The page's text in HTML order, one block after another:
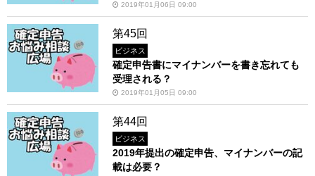
2019年01月06日 09:00
第45回
ビジネス
確定申告書にマイナンバーを書き忘れても
受理される？
2019年01月05日 09:00
第44回
ビジネス
2019年提出の確定申告、マイナンバーの記
載は必要？